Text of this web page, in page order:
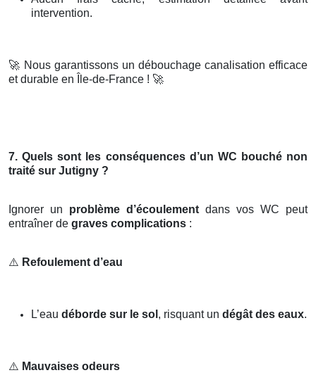
intervention.
🚀 Nous garantissons un débouchage canalisation efficace
et durable en Île-de-France ! 🚀
7. Quels sont les conséquences d’un WC bouché non
traité sur Jutigny ?
Ignorer un problème d’écoulement dans vos WC peut
entraîner de graves complications :
⚠️ Refoulement d’eau
L’eau déborde sur le sol , risquant un dégât des eaux.
⚠️ Mauvaises odeurs